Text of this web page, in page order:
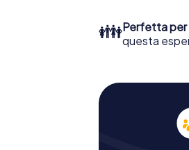
👪Perfetta per
questa